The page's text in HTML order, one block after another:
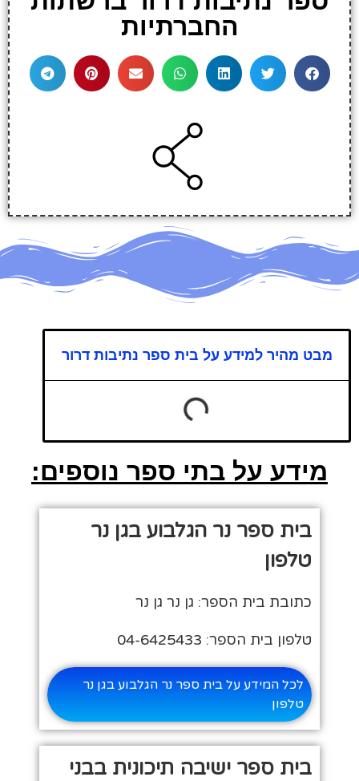
החברתיות
מבט מהיר למידע על בית ספר נתיבות דרור
מידע על בתי ספר נוספים:
בית ספר נר הגלבוע בגן נר
טלפון
כתובת בית הספר: גן נר גן נר
טלפון בית הספר: 04-6425433
לכל המידע על בית ספר נר הגלבוע בגן נר
טלפון
בית ספר ישיבה תיכונית בבני